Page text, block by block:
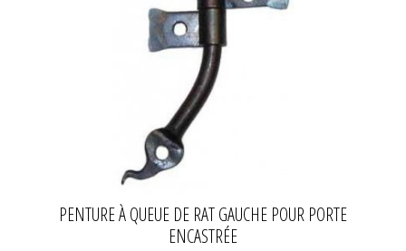
PENTURE À QUEUE DE RAT GAUCHE POUR PORTE
ENCASTRÉE